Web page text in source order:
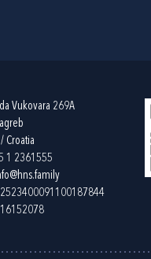
Vukovara 269A
Croatia
1 2361555